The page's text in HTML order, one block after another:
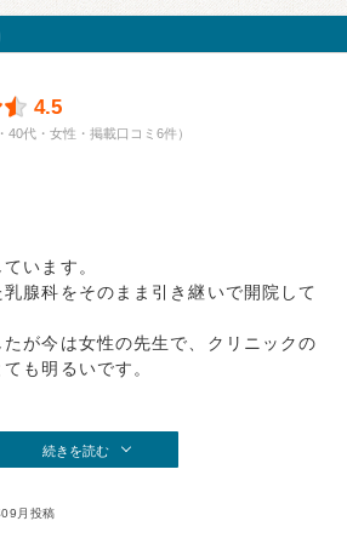
4.5
40代・女性・掲載口コミ6件）
います。
腺科をそのまま引き継いで開院して
が今は女性の先生で、クリニックの
も明るいです。
続きを読む
月投稿